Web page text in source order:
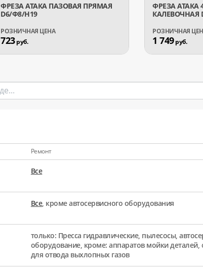
ФРЕЗА АТАКА ПАЗОВАЯ ПРЯМАЯ
D6/Ф8/H19
723руб.
ФРЕЗА АТАКА
КАЛЕВОЧНАЯ
1 749руб.
Ремонт
Все
Все, кроме автосервисного оборудования
только: Пресса гидравлические, пылесосы,
оборудование, кроме: аппаратов мойки деталей,
для отвода выхлопных газов